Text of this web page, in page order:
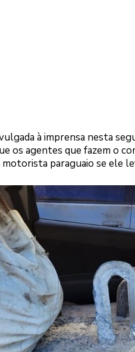
à imprensa nesta
os agentes que fazem o
paraguaio se ele